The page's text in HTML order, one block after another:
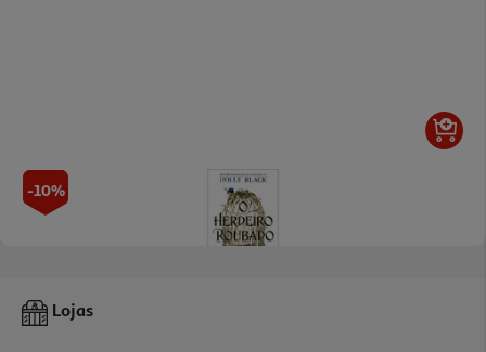
-10%
Livro O Herdeiro Roubado De Holly Black
Lojas